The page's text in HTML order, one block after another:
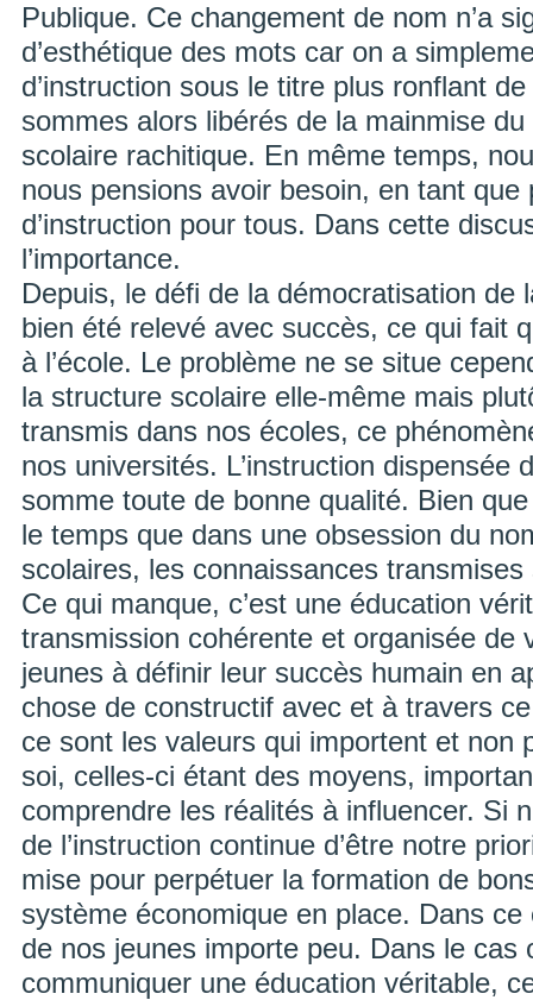
Publique. Ce changement de nom n’a
d’esthétique des mots car on a
d’instruction sous le titre plus ronflant
sommes alors libérés de la mainmise
scolaire rachitique. En même temps,
nous pensions avoir besoin, en tant que
d’instruction pour tous. Dans cette
l’importance.
Depuis, le défi de la démocratisation de
bien été relevé avec succès, ce qui fait
à l’école. Le problème ne se situe
la structure scolaire elle-même mais
transmis dans nos écoles, ce
nos universités. L’instruction dispensée
somme toute de bonne qualité. Bien
le temps que dans une obsession du
scolaires, les connaissances
Ce qui manque, c’est une éducation
transmission cohérente et organisée de
jeunes à définir leur succès humain en
chose de constructif avec et à travers
ce sont les valeurs qui importent et non
soi, celles-ci étant des moyens,
comprendre les réalités à influencer. Si
de l’instruction continue d’être notre
mise pour perpétuer la formation de
système économique en place. Dans
de nos jeunes importe peu. Dans le cas
communiquer une éducation véritable,